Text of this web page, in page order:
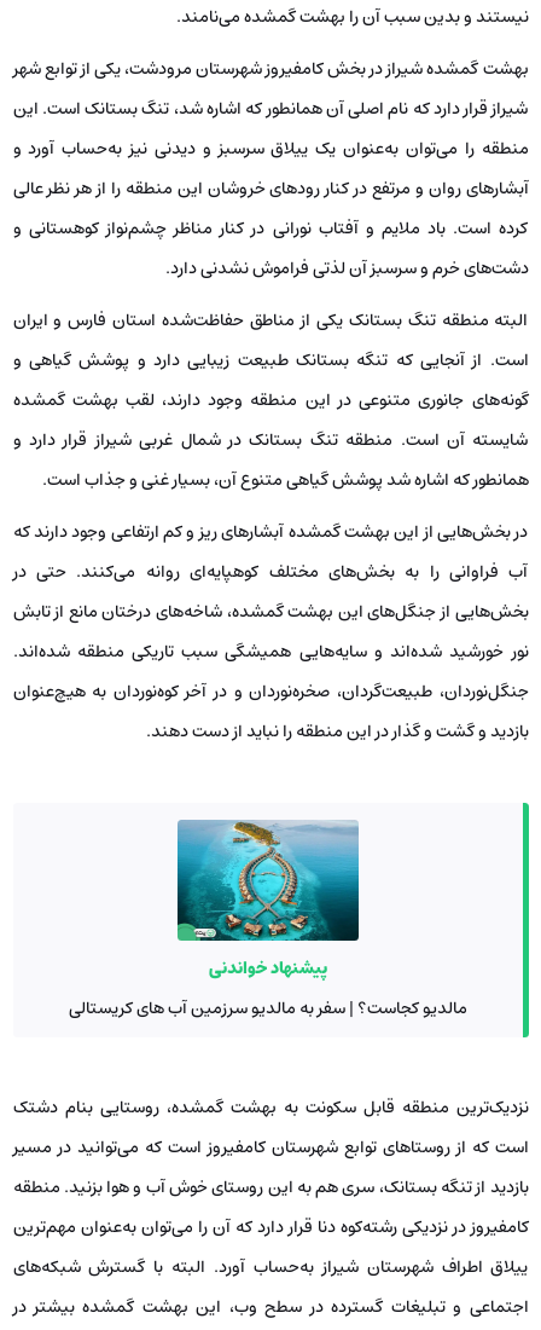
نیستند و بدین سبب آن را بهشت گمشده می‌نامند.
بهشت گمشده شیراز در بخش کامفیروز شهرستان مرودشت، یکی از توابع شهر
شیراز قرار دارد که نام اصلی آن همانطور که اشاره شد، تنگ بستانک است. این
منطقه را می‌توان به‌عنوان یک ییلاق سرسبز و دیدنی نیز به‌حساب آورد و
آبشارهای روان و مرتفع در کنار رودهای خروشان این منطقه را از هر نظر عالی
کرده است. باد ملایم و آفتاب نورانی در کنار مناظر چشم‌نواز کوهستانی و
دشت‌های خرم و سرسبز آن لذتی فراموش نشدنی دارد.
البته منطقه تنگ بستانک یکی از مناطق حفاظت‌شده استان فارس و ایران
است. از آنجایی که تنگه بستانک طبیعت زیبایی دارد و پوشش گیاهی و
گونه‌های جانوری متنوعی در این منطقه وجود دارند، لقب بهشت گمشده
شایسته آن است. منطقه تنگ بستانک در شمال غربی شیراز قرار دارد و
همانطور که اشاره شد پوشش گیاهی متنوع آن، بسیار غنی و جذاب است.
در بخش‌هایی از این بهشت گمشده آبشارهای ریز و کم ارتفاعی وجود دارند که
آب فراوانی را به بخش‌های مختلف کوهپایه‌ای روانه می‌کنند. حتی در
بخش‌هایی از جنگل‌های این بهشت گمشده، شاخه‌های درختان مانع از تابش
نور خورشید شده‌اند و سایه‌هایی همیشگی سبب تاریکی منطقه شده‌اند.
جنگل‌نوردان، طبیعت‌گردان، صخره‌نوردان و در آخر کوه‌نوردان به هیچ‌عنوان
بازدید و گشت و گذار در این منطقه را نباید از دست دهند.
پیشنهاد خواندنی
مالدیو کجاست؟ | سفر به مالدیو سرزمین آب های کریستالی
نزدیک‌ترین منطقه قابل سکونت به بهشت گمشده، روستایی بنام دشتک
است که از روستاهای توابع شهرستان کامفیروز است که می‌توانید در مسیر
بازدید از تنگه بستانک، سری هم به این روستای خوش آب و هوا بزنید. منطقه
کامفیروز در نزدیکی رشته‌کوه دنا قرار دارد که آن را می‌توان به‌عنوان مهم‌ترین
ییلاق اطراف شهرستان شیراز به‌حساب آورد. البته با گسترش شبکه‌های
اجتماعی و تبلیغات گسترده در سطح وب، این بهشت گمشده بیشتر در